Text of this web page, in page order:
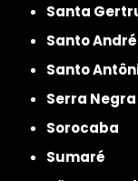
Santa
Santo André
Santo
Serra Negra
Sorocaba
Sumaré